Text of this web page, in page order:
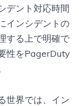
デント対応時間
インシデントの
する上で明確で
性をPagerDuty
世界では、イン